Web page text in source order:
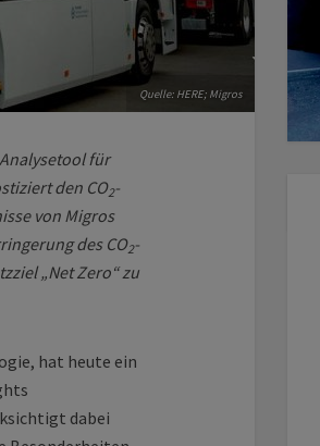
Quelle: HERE; Migros
für
den CO2-
von Migros
des CO2-
„Net Zero“ zu
hat heute ein
dabei